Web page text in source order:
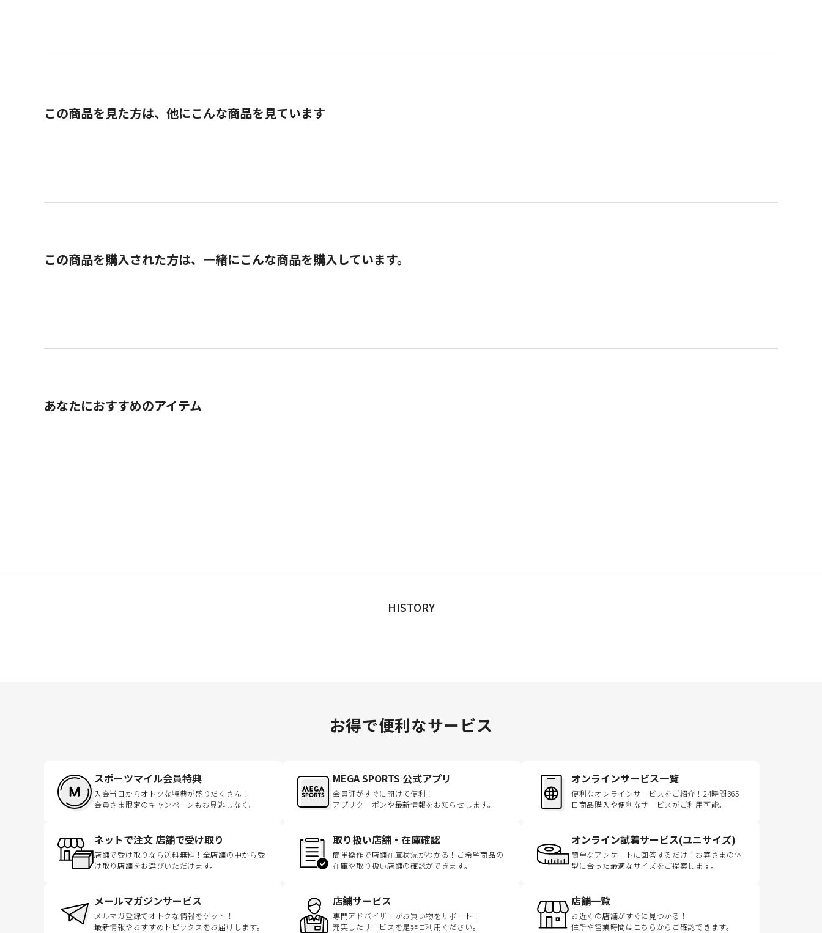
この商品を見た方は、他にこんな商品を見ています
この商品を購入された方は、一緒にこんな商品を購入しています。
あなたにおすすめのアイテム
HISTORY
お得で便利なサービス
スポーツマイル会員特典
入会当日からオトクな特典が盛りだくさん！
会員さま限定のキャンペーンもお見逃しなく。
MEGA SPORTS 公式アプリ
会員証がすぐに開けて便利！
アプリクーポンや最新情報をお知らせします。
オンラインサービス一覧
便利なオンラインサービスをご紹介！24時間365
日商品購入や便利なサービスがご利用可能。
ネットで注文 店舗で受け取り
店舗で受け取りなら送料無料！全店舗の中から受
け取り店舗をお選びいただけます。
取り扱い店舗・在庫確認
簡単操作で店舗在庫状況がわかる！ご希望商品の
在庫や取り扱い店舗の確認ができます。
オンライン試着サービス(ユニサイズ)
簡単なアンケートに回答するだけ！お客さまの体
型に合った最適なサイズをご提案します。
メールマガジンサービス
メルマガ登録でオトクな情報をゲット！
最新情報やおすすめトピックスをお届けします。
店舗サービス
専門アドバイザーがお買い物をサポート！
充実したサービスを是非ご利用ください。
店舗一覧
お近くの店舗がすぐに見つかる！
住所や営業時間はこちらからご確認できます。